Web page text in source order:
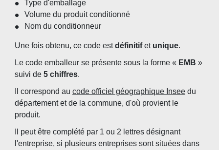
Type d'emballage
Volume du produit conditionné
Nom du conditionneur
Une fois obtenu, ce code estdéfinitifet unique.
Le code emballeur se présente sous la forme « EMB »
suivi de 5 chiffres.
Il correspond au code officiel géographique Insee du
département et de la commune, d'où provient le
produit.
Il peut être complété par 1 ou 2 lettres désignant
l'entreprise, si plusieurs entreprises sont situées dans